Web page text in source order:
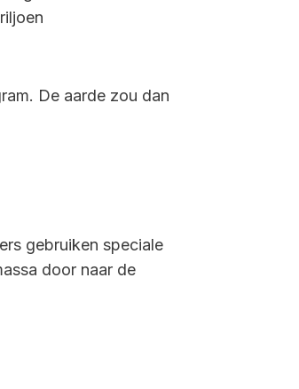
De aarde zou dan
gebruiken speciale
door naar de